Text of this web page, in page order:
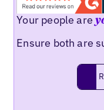
Your people are
Ensure both are